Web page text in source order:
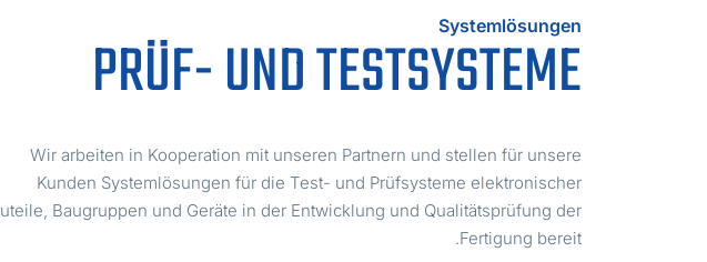
Systemlösungen
PRÜF- UND TESTSYSTEME
Wir arbeiten in Kooperation mit unseren Partnern und stellen für unsere
Kunden Systemlösungen für die Test- und Prüfsysteme elektronischer
Baugruppen und Geräte in der Entwicklung und Qualitätsprüfung der
Fertigung bereit.